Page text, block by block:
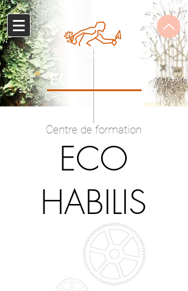
ECO-HABILIS
Centre de formation
ECO
HABILIS
Centre de formation